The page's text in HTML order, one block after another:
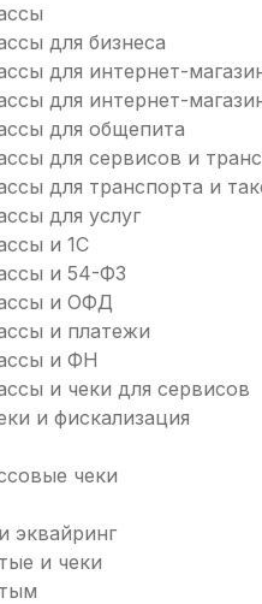
для бизнеса
для интернет-
для интернет-
для общепита
для сервисов и
для транспорта и
для услуг
и 1С
и 54-ФЗ
и ОФД
и платежи
и ФН
и чеки для сервисов
и фискализация
чеки
эквайринг
и чеки